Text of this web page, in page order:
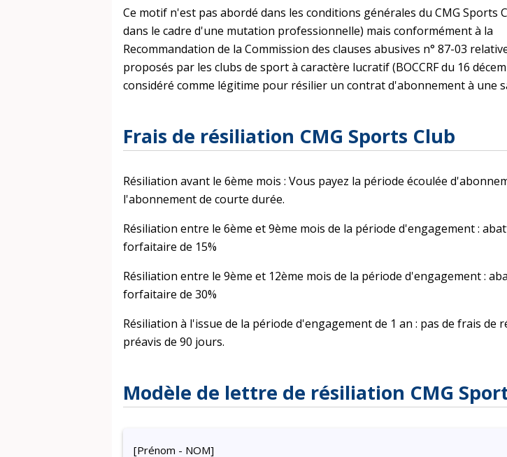
Ce motif n'est pas abordé dans les conditions générales du CMG Sports
dans le cadre d'une mutation professionnelle) mais conformément à la
Recommandation de la Commission des clauses abusives n° 87-03
proposés par les clubs de sport à caractère lucratif (BOCCRF du 16
considéré comme légitime pour résilier un contrat d'abonnement à une
Frais de résiliation CMG Sports Club
Résiliation avant le 6ème mois : Vous payez la période écoulée
l'abonnement de courte durée.
Résiliation entre le 6ème et 9ème mois de la période d'engagement :
forfaitaire de 15%
Résiliation entre le 9ème et 12ème mois de la période d'engagement :
forfaitaire de 30%
Résiliation à l'issue de la période d'engagement de 1 an : pas de frais de
préavis de 90 jours.
Modèle de lettre de résiliation CMG
[Prénom - NOM]